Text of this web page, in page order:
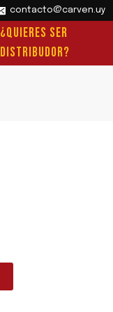
contacto@carven.uy
¿QUIERES SER
DISTRIBUDOR?